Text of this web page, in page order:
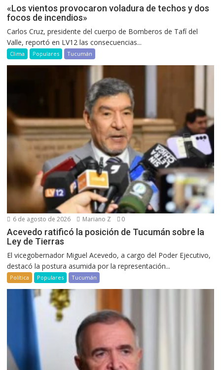
«Los vientos provocaron voladura de techos y dos
focos de incendios»
Carlos Cruz, presidente del cuerpo de Bomberos de Tafí del
Valle, reportó en LV12 las consecuencias...
Clima Populares Tucumán
6 de agosto de 2026 Mariano Z 0
Acevedo ratificó la posición de Tucumán sobre la
Ley de Tierras
El vicegobernador Miguel Acevedo, a cargo del Poder Ejecutivo,
destacó la postura asumida por la representación...
Política Populares Tucumán